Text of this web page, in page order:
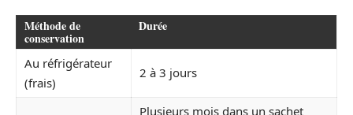
Méthode de
conservation
Durée
Au réfrigérateur
(frais)
2 à 3 jours
Plusieurs mois dans un sachet